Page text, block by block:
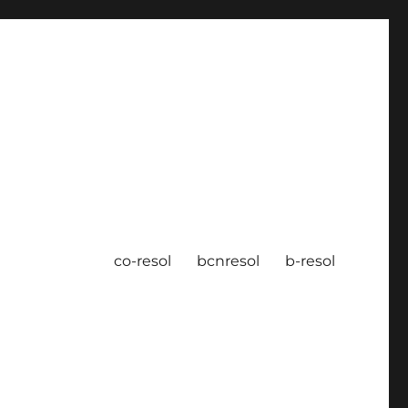
co-resol bcnresol b-resol